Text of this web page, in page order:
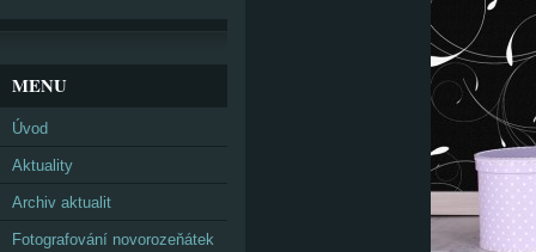
MENU
Úvod
Aktuality
Archiv aktualit
Fotografování novorozeňátek